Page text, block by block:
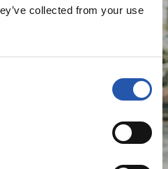
collected from your use